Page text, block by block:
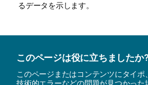
るデータを示します。
このページは役に立ちましたか
このページまたはコンテンツにタイポ